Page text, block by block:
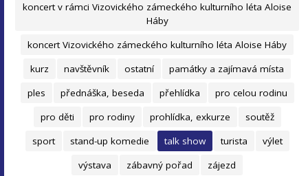
koncert v rámci Vizovického zámeckého kulturního léta Aloise
Háby
koncert Vizovického zámeckého kulturního léta Aloise Háby
kurz
navštěvník ostatní
památky a zajímavá místa
ples
přednáška, beseda přehlídka
pro celou rodinu
pro děti
pro rodiny prohlídka, exkurze
soutěž
sport
stand-up komedie talk show turista
výlet
výstava
zábavný pořad zájezd